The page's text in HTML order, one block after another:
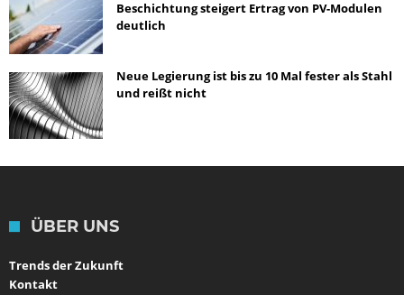
Beschichtung steigert Ertrag von PV-Modulen
deutlich
Neue Legierung ist bis zu 10 Mal fester als Stahl
und reißt nicht
ÜBER UNS
Trends der Zukunft
Kontakt